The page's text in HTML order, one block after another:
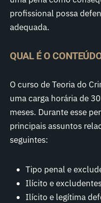
profissional possa
adequada.
QUAL É O
O curso de Teoria do
uma carga horária de
meses. Durante esse
principais assuntos
seguintes:
Tipo penal e
Ilícito e
Ilícito e legítima